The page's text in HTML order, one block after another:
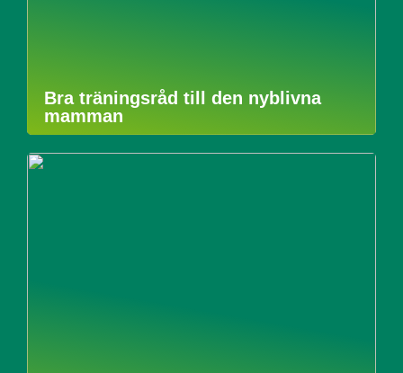
Bra träningsråd till den nyblivna
mamman